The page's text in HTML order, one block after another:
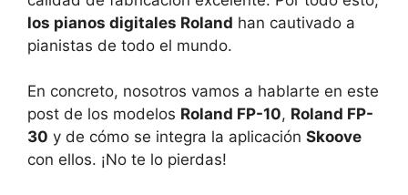
los pianos digitales Roland han cautivado a
pianistas de todo el mundo.
En concreto, nosotros vamos a hablarte en este
post de los modelos Roland FP-10, Roland FP-
30 y de cómo se integra la aplicación Skoove
con ellos. ¡No te lo pierdas!